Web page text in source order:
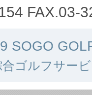
FAX.03-
SOGO
ゴルフサー